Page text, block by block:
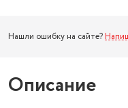
Нашли ошибку на сайте?
Описание